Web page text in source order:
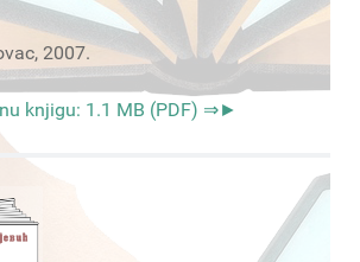
2007.
knjigu: 1.1 MB (PDF) ⇒►